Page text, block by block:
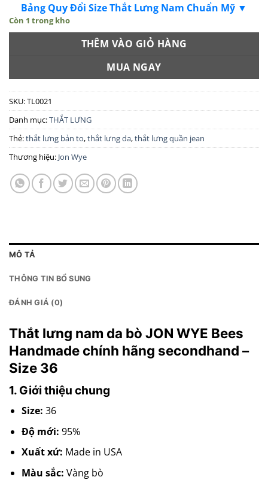
Bảng Quy Đổi Size Thắt Lưng Nam Chuẩn Mỹ ▼
Còn 1 trong kho
THÊM VÀO GIỎ HÀNG
MUA NGAY
SKU:TL0021
Danh mục:THẮT LƯNG
Thẻ:thắt lưng bản to,thắt lưng da,thắt lưng quần jean
Thương hiệu: Jon Wye
MÔ TẢ
THÔNG TIN BỔ SUNG
ĐÁNH GIÁ (0)
Thắt lưng nam da bò JON WYE Bees
Handmade chính hãng secondhand –
Size 36
1. Giới thiệu chung
Size: 36
Độ mới: 95%
Xuất xứ: Made in USA
Màu sắc: Vàng bò